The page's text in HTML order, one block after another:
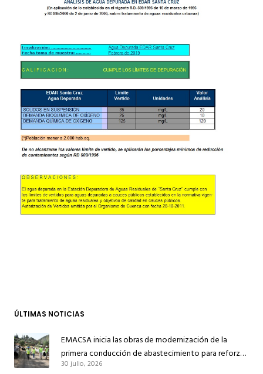
ÚLTIMAS NOTICIAS
EMACSA inicia las obras de modernización de la
primera conducción de abastecimiento para reforzar
el suministro de agua de Córdoba
30 julio, 2026